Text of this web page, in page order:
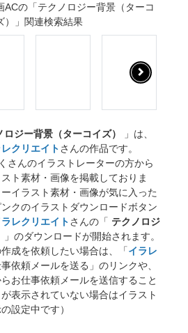
ACの「テクノロジー背景（ターコ
）」関連検索結果
ロジー背景（ターコイズ）
」は、
クリエイトさんの作品です。
さんのイラストレーターの方から
ト素材・画像を掲載しておりま
イラスト素材・画像が気に入った
ンクのイラストダウンロードボタン
ラレクリエイトさんの「 テクノロジ
」のダウンロードが開始されます。
成を依頼したい場合は、「イラレ
依頼メールを送る」のリンクや、
お仕事依頼メールを送信すること
表示されていない場合はイラスト
設定中です）